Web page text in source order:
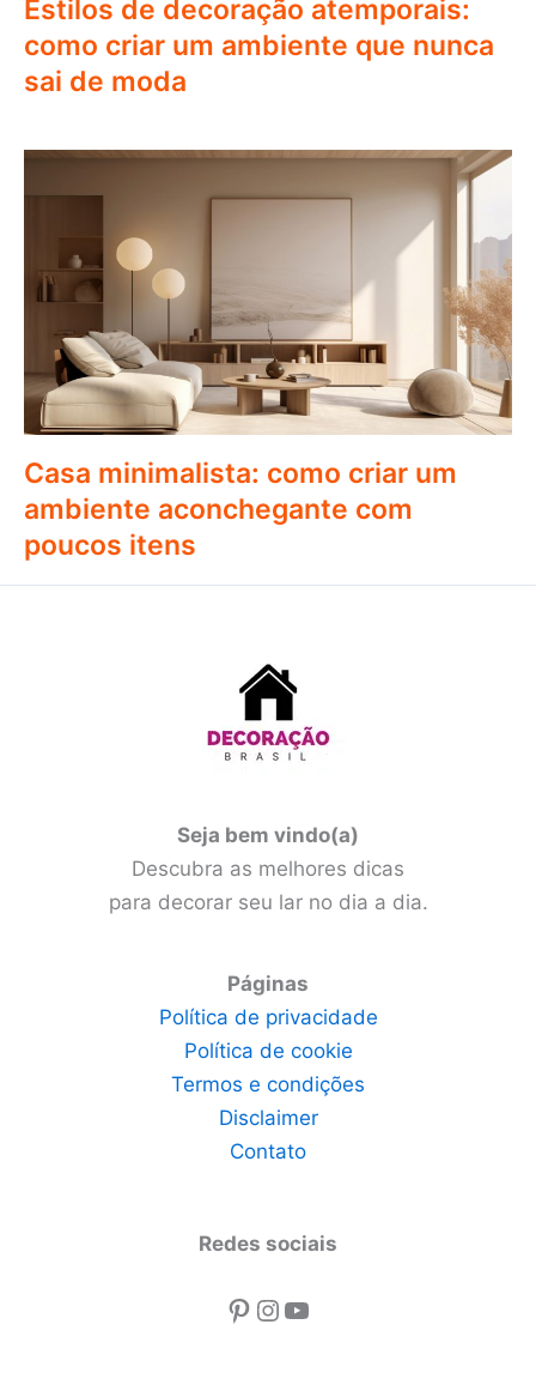
Estilos de decoração atemporais:
como criar um ambiente que nunca
sai de moda
Casa minimalista: como criar um
ambiente aconchegante com
poucos itens
Seja bem vindo(a)
Descubra as melhores dicas
para decorar seu lar no dia a dia.
Páginas
Política de privacidade
Política de cookie
Termos e condições
Disclaimer
Contato
Redes sociais
Pinterest
Instagram
Youtube